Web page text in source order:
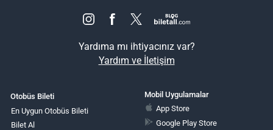
Yardıma mı ihtiyacınız var?
Yardım ve İletişim
Otobüs Bileti
En Uygun Otobüs Bileti
Bilet Al
Mobil Uygulamalar
App Store
Google Play Store